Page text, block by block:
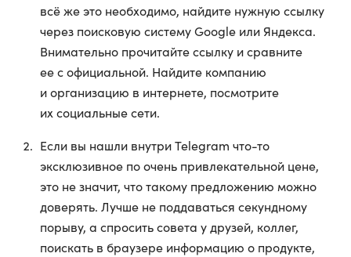
всё же это необходимо, найдите нужную ссылку
через поисковую систему Google или Яндекса.
Внимательно прочитайте ссылку и сравните
ее с официальной. Найдите компанию
и организацию в интернете, посмотрите
их социальные сети.
Если вы нашли внутри Telegram что-то
эксклюзивное по очень привлекательной цене,
это не значит, что такому предложению можно
доверять. Лучше не поддаваться секундному
порыву, а спросить совета у друзей, коллег,
поискать в браузере информацию о продукте,